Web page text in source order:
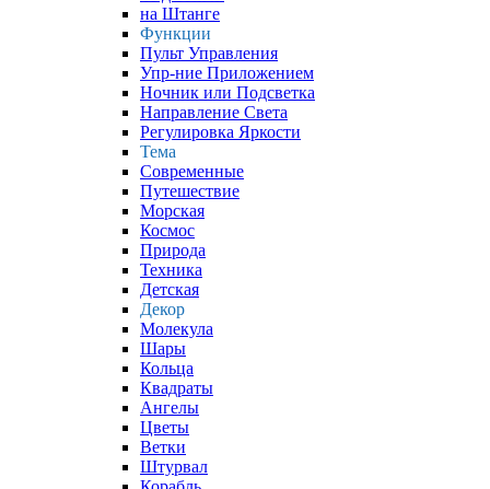
на Штанге
Функции
Пульт Управления
Упр-ние Приложением
Ночник или Подсветка
Направление Света
Регулировка Яркости
Тема
Современные
Путешествие
Морская
Космос
Природа
Техника
Детская
Декор
Молекула
Шары
Кольца
Квадраты
Ангелы
Цветы
Ветки
Штурвал